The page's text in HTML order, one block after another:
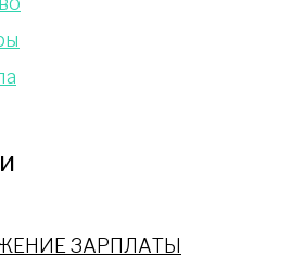
ЗАРПЛАТЫ